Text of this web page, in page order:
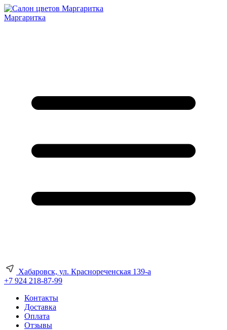
Маргаритка
Хабаровск, ул. Краснореченская 139-а
+7 924 218-87-99
Контакты
Доставка
Оплата
Отзывы